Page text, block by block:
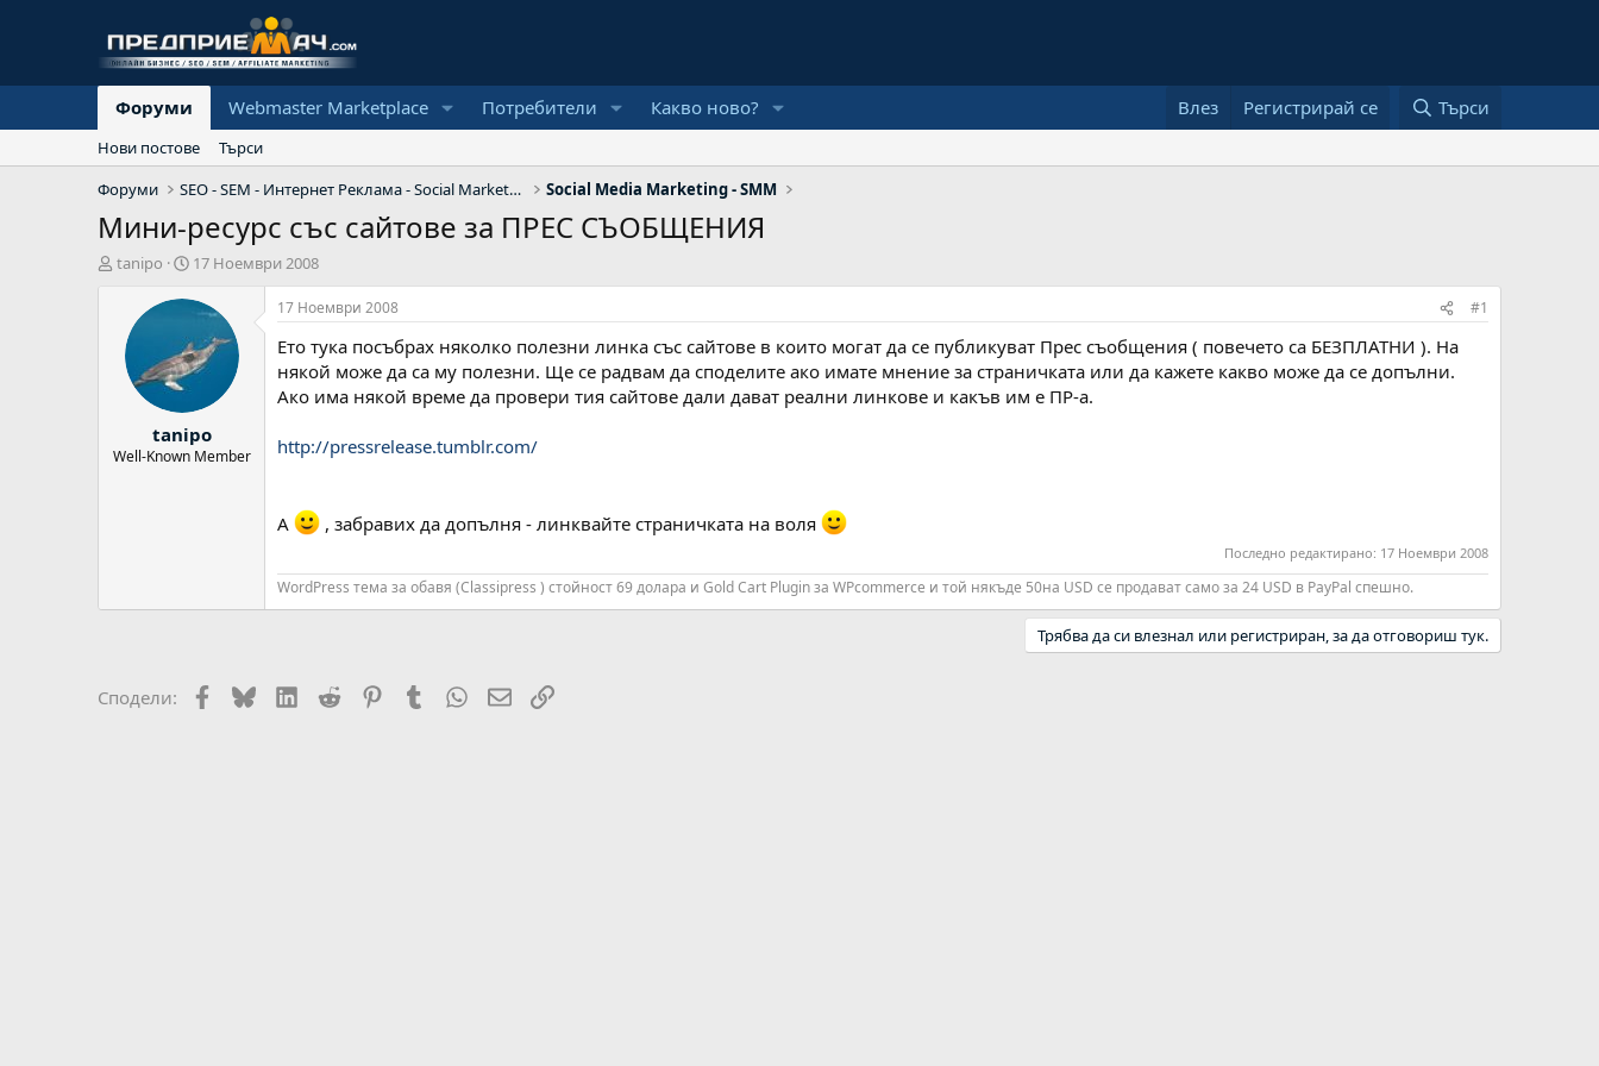
Форуми Webmaster Marketplace Потребители Какво ново? Влез Регистрирай се Търси
Нови постове
Търси
Форуми
SEO - SEM - Интернет Реклама - Social Marketing Social Media Marketing - SMM
Мини-ресурс със сайтове за ПРЕС СЪОБЩЕНИЯ
А
tanipo
Н
ч
л
н
д
а
т
17 Ноември 2008
tanipo
Well-Known Member
17 Ноември 2008 #1
Ето тука посъбрах няколко полезни линка със сайтове в които могат да се публикуват Прес съобщения ( повечето са БЕЗПЛАТНИ ). На
някой може да са му полезни. Ще се радвам да споделите ако имате мнение за страничката или да кажете какво може да се допълни.
Ако има някой време да провери тия сайтове дали дават реални линкове и какъв им е ПР-а.
http://pressrelease.tumblr.com/
А , забравих да допълня - линквайте страничката на воля
Последно редактирано: 17 Ноември 2008
WordPress тема за обавя (Classipress ) стойност 69 долара и Gold Cart Plugin за WPcommerce и той някъде 50на USD се продават само за 24 USD в PayPal спешно.
Трябва да си влезнал или регистриран, за да отговориш тук.
Сподели: Facebook
BlueskyLinkedIn
Reddit PinterestTumblr WhatsApp
EmailLink